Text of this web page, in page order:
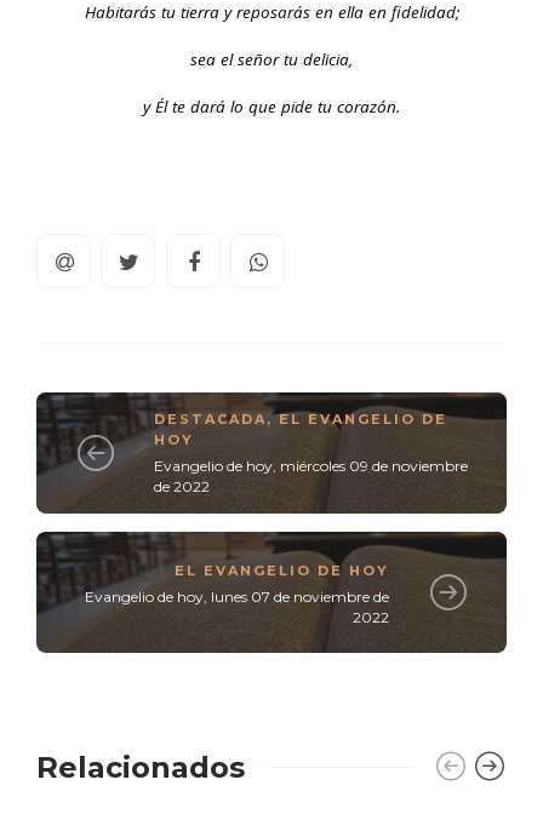
Habitarás tu tierra y reposarás en ella en fidelidad;
sea el señor tu delicia,
y Él te dará lo que pide tu corazón.
DESTACADA ,EL EVANGELIO DE
HOY
Evangelio de hoy, miércoles 09 de noviembre
de 2022
EL EVANGELIO DE HOY
Evangelio de hoy, lunes 07 de noviembre de
2022
Relacionados